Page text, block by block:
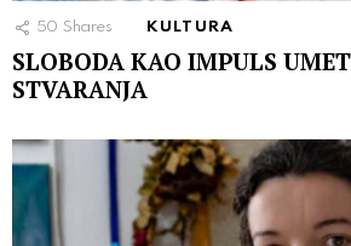
50 Shares KULTURA
SLOBODA KAO IMPULS
STVARANJA